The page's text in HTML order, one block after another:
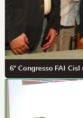
6° Congresso FAI